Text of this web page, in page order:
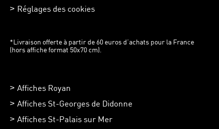
Réglages des cookies
*Livraison offerte à partir de 60 euros d’achats pour la France
(hors affiche format 50x70 cm).
Affiches Royan
Affiches St-Georges de Didonne
Affiches St-Palais sur Mer